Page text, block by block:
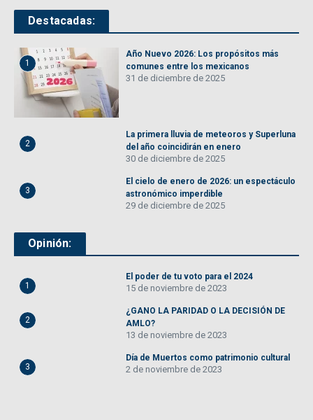
Destacadas:
1
Año Nuevo 2026: Los propósitos más
comunes entre los mexicanos
31 de diciembre de 2025
2
La primera lluvia de meteoros y Superluna
del año coincidirán en enero
30 de diciembre de 2025
3
El cielo de enero de 2026: un espectáculo
astronómico imperdible
29 de diciembre de 2025
Opinión:
1
El poder de tu voto para el 2024
15 de noviembre de 2023
2
¿GANO LA PARIDAD O LA DECISIÓN DE
AMLO?
13 de noviembre de 2023
3
Día de Muertos como patrimonio cultural
2 de noviembre de 2023